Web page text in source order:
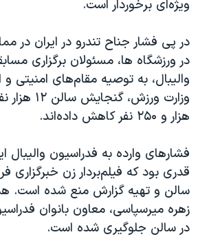
ویژه‌ای برخوردار است.
در پی فشار جناح تندرو در ایران در
در ورزشگاه ها، مسئولان برگزاری
والیبال، به توصیه مقام‌های امنیتی
وزارت
هزار و ۲۵۰ نفر کاهش داده‌اند.
فشارهای وارده به فدراسیون والیبال
قدری بود که فیلم‌بردار زن خبرگزاری
سالن و تهیه گزارش منع شده است.
زهره میرسپاسی، معاون بانوان
در سالن جلوگیری شده است.